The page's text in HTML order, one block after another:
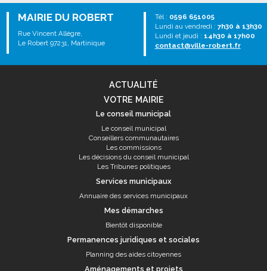
MAIRIE DU ROBERT
Rue Vincent Allègre,
Le Robert 97231, Martinique
Tél : 0596 651005
Lundi au vendredi : 7h30 à 13h30
Lundi et jeudi : 14h30 à 17h00
contact@ville-robert.fr
ACTUALITÉ
VOTRE MAIRIE
Le conseil municipal
Le conseil municipal
Conseillers communautaires
Les commissions
Les décisions du conseil municipal
Les Tribunes politiques
Services municipaux
Annuaire des services municipaux
Mes démarches
Bientôt disponible
Permanences juridiques et sociales
Planning des aides citoyennes
Aménagements et projets